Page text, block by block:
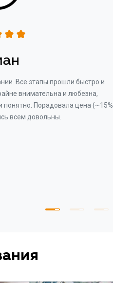
Все этапы прошли быстро и
внимательна и любезна,
понятно. Порадовала цена (~15%
всем довольны.